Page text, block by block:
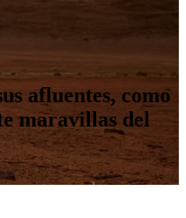
afluentes, como
maravillas del